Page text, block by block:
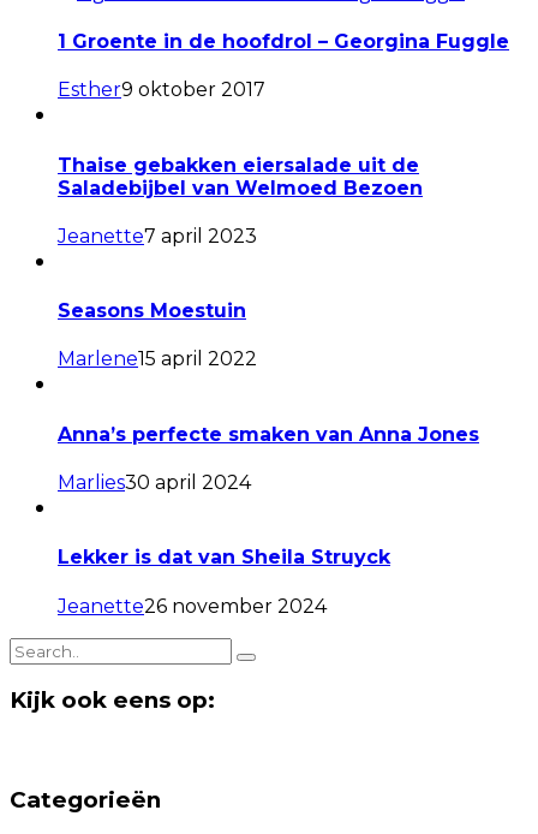
1 Groente in de hoofdrol – Georgina Fuggle
Esther9 oktober 2017
Thaise gebakken eiersalade uit de
Saladebijbel van Welmoed Bezoen
Jeanette7 april 2023
Seasons Moestuin
Marlene15 april 2022
Anna’s perfecte smaken van Anna Jones
Marlies30 april 2024
Lekker is dat van Sheila Struyck
Jeanette26 november 2024
Kijk ook eens op:
Categorieën